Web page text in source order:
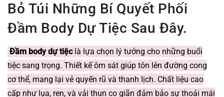
Bỏ Túi Những Bí Quyết Phối
Đầm Body Dự Tiệc Sau Đây.
Đầm body dự tiệclà lựa chọn lý tưởng cho những buổi
tiệc sang trọng. Thiết kế ôm sát giúp tôn lên đường cong
cơ thể, mang lại vẻ quyến rũ và thanh lịch. Chất liệu cao
cấp như lụa, ren, và vải thun co giãn đảm bảo sự thoải mái